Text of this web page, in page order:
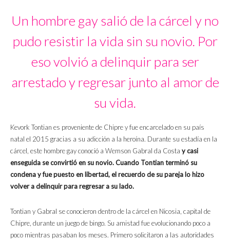
Un hombre gay salió de la cárcel y no
pudo resistir la vida sin su novio. Por
eso volvió a delinquir para ser
arrestado y regresar junto al amor de
su vida.
Kevork Tontian es proveniente de Chipre y fue encarcelado en su país
natal el 2015 gracias a su adicción a la heroína. Durante su estadía en la
cárcel, este hombre gay conoció a Wemson Gabral da Costa y casi
enseguida se convirtió en su novio.Cuando Tontian terminó su
condena y fue puesto en libertad, el recuerdo de su pareja lo hizo
volver a delinquir para regresar a su lado.
Tontian y Gabral se conocieron dentro de la cárcel en Nicosia, capital de
Chipre, durante un juego de bingo. Su amistad fue evolucionando poco a
poco mientras pasaban los meses. Primero solicitaron a las autoridades